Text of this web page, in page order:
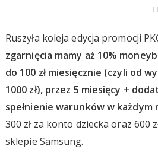
Ruszyła koleja edycja promocji
zgarnięcia mamy aż 10%
do 100 zł miesięcznie (czyli od
1000 zł), przez 5 miesięcy +
spełnienie warunków w każdym
300 zł za konto dziecka oraz 600
sklepie Samsung.